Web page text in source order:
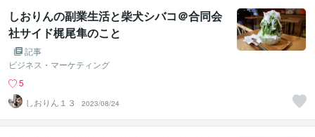
しおりんの副業生活と柴犬シバコ＠合同会
社サイド梶尾隼のこと
記事
ビジネス・マーケティング
5
しおりん１３
2023/08/24